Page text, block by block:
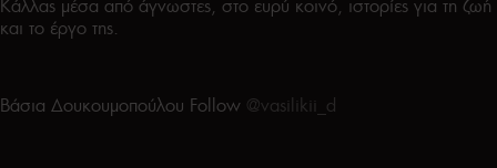
Κάλλας μέσα από άγνωστες, στο ευρύ κοινό, ιστορίες για τη ζωή
και το έργο της.
Βάσια Δουκουμοπούλου Follow @vasilikii_d